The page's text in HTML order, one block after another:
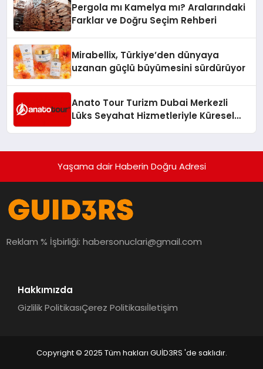
Pergola mı Kamelya mı? Aralarındaki
Farklar ve Doğru Seçim Rehberi
Mirabellix, Türkiye’den dünyaya
uzanan güçlü büyümesini sürdürüyor
Anato Tour Turizm Dubai Merkezli
Lüks Seyahat Hizmetleriyle Küresel
Yaşama dair Haberin Doğru Adresi
Reklam % İşbirliği:habersonuclari@gmail.com
Hakkımızda
Gizlilik PolitikasıÇerez Politikasıİletişim
Copyright © 2025 Tüm hakları GUİD3RS 'de saklıdır.